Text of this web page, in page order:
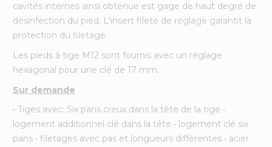
cavités internes ainsi obtenue est gage de haut degré de
désinfection du pied. L'insert fileté de réglage garantit la
protection du filetage.
Les pieds à tige M12 sont fournis avec un réglage
hexagonal pour une clé de 17 mm.
Sur demande
• Tiges avec: Six pans creux dans la tête de la tige •
logement additionnel clé dans la tête • logement clé six
pans • filetages avec pas et longueurs différentes • acier